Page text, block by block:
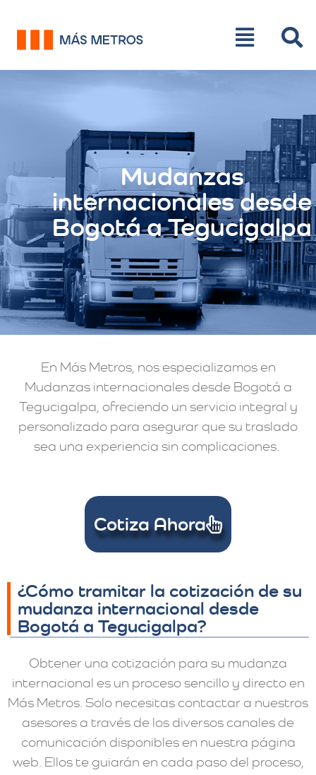
Mudanzas
internacionales desde
Bogotá a Tegucigalpa
En Más Metros, nos especializamos en
Mudanzas internacionales desde Bogotá a
Tegucigalpa, ofreciendo un servicio integral y
personalizado para asegurar que su traslado
sea una experiencia sin complicaciones.
Cotiza Ahora
¿Cómo tramitar la cotización de su
mudanza internacional desde
Bogotá a Tegucigalpa?
Obtener una cotización para su mudanza
internacional es un proceso sencillo y directo en
Más Metros. Solo necesitas contactar a nuestros
asesores a través de los diversos canales de
comunicación disponibles en nuestra página
web. Ellos te guiarán en cada paso del proceso,